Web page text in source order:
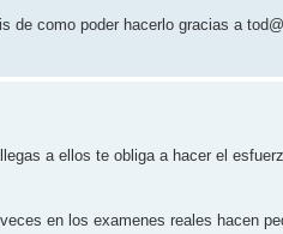
de como poder hacerlo gracias a
a ellos te obliga a hacer el
en los examenes reales hacen